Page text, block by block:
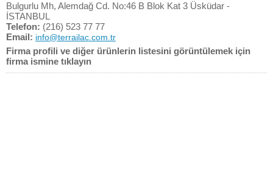
Bulgurlu Mh, Alemdağ Cd. No:46 B Blok Kat 3 Üsküdar -
İSTANBUL
Telefon: (216) 523 77 77
Email: info@terrailac.com.tr
Firma profili ve diğer ürünlerin listesini görüntülemek için
firma ismine tıklayın